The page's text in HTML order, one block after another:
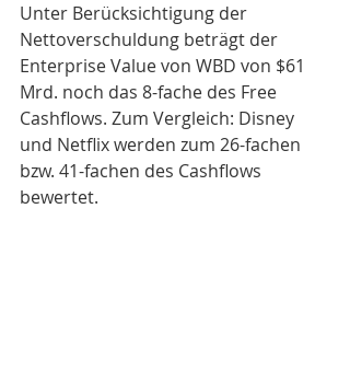
Unter Berücksichtigung der
Nettoverschuldung beträgt der
Enterprise Value von WBD von $61
Mrd. noch das 8-fache des Free
Cashflows. Zum Vergleich: Disney
und Netflix werden zum 26-fachen
bzw. 41-fachen des Cashflows
bewertet.